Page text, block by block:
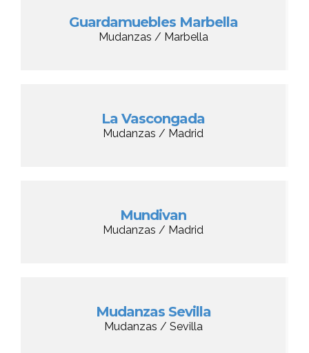
Guardamuebles Marbella
Mudanzas / Marbella
La Vascongada
Mudanzas / Madrid
Mundivan
Mudanzas / Madrid
Mudanzas Sevilla
Mudanzas / Sevilla